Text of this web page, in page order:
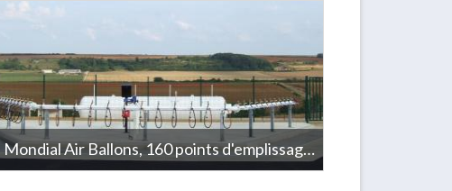
d’épuration de Fréjus. Après étude, FPS met en avant les
Mondial Air Ballons, 160 points d'emplissage alimentés par 2 pompes de 12 m3/h